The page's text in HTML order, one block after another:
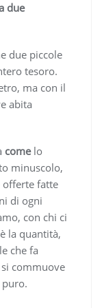
due
due piccole
tesoro.
ma con il
abita
comelo
minuscolo,
fatte
di ogni
con chi ci
la quantità,
che fa
commuove